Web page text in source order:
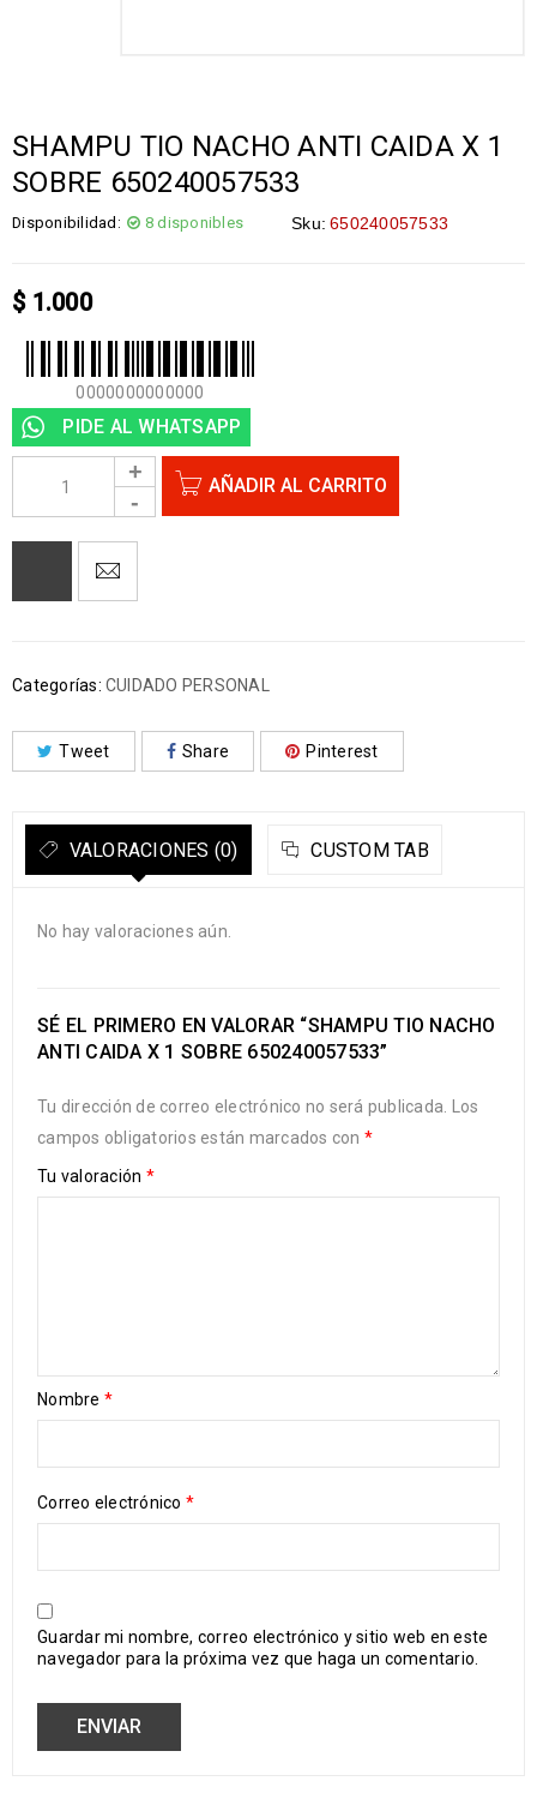
SHAMPU TIO NACHO ANTI CAIDA X 1
SOBRE 650240057533
Disponibilidad: 8 disponibles Sku: 650240057533
$1.000
0000000000000
PIDE AL WHATSAPP
AÑADIR AL CARRITO
Categorías: CUIDADO PERSONAL
Tweet Share Pinterest
VALORACIONES (0) CUSTOM TAB
No hay valoraciones aún.
SÉ EL PRIMERO EN VALORAR “SHAMPU TIO NACHO
ANTI CAIDA X 1 SOBRE 650240057533”
Tu dirección de correo electrónico no será publicada.
Los
campos obligatorios están marcados con *
Tu valoración *
Nombre *
Correo electrónico *
Guardar mi nombre, correo electrónico y sitio web en este
navegador para la próxima vez que haga un comentario.